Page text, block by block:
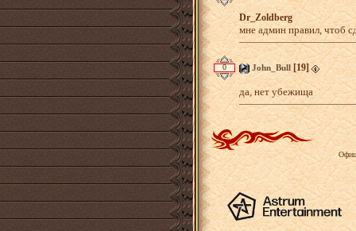
Dr_Zoldberg
мне админ правил, чтоб
0 John_Bull [19]
да, нет убежища